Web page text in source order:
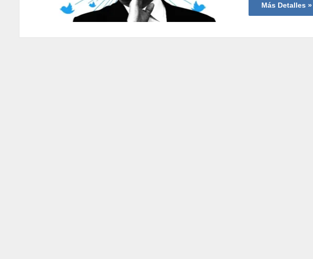
Más Detalles »